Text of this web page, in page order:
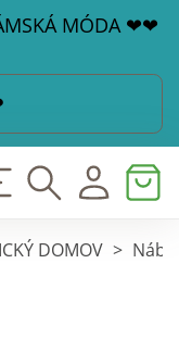
MÓDA ❤❤
DOMOV >